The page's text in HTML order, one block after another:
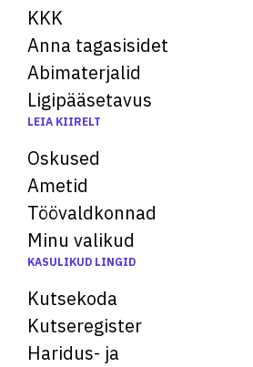
KKK
Anna tagasisidet
Abimaterjalid
Ligipääsetavus
LEIA KIIRELT
Oskused
Ametid
Töövaldkonnad
Minu valikud
KASULIKUD LINGID
Kutsekoda
Kutseregister
Haridus- ja